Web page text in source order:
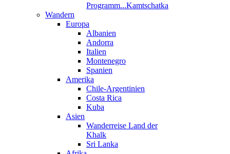
Programm...Kamtschatka
Wandern
Europa
Albanien
Andorra
Italien
Montenegro
Spanien
Amerika
Chile-Argentinien
Costa Rica
Kuba
Asien
Wanderreise Land der
Khalk
Sri Lanka